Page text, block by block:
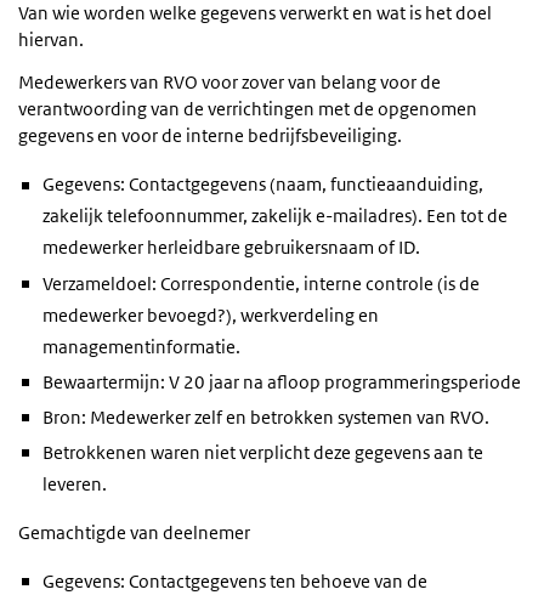
Van wie worden welke gegevens verwerkt en wat is het doel
hiervan.
Medewerkers van RVO voor zover van belang voor de
verantwoording van de verrichtingen met de opgenomen
gegevens en voor de interne bedrijfsbeveiliging.
Gegevens: Contactgegevens (naam, functieaanduiding,
zakelijk telefoonnummer, zakelijk e-mailadres). Een tot de
medewerker herleidbare gebruikersnaam of ID.
Verzameldoel: Correspondentie, interne controle (is de
medewerker bevoegd?), werkverdeling en
managementinformatie.
Bewaartermijn: V 20 jaar na afloop programmeringsperiode
Bron: Medewerker zelf en betrokken systemen van RVO.
Betrokkenen waren niet verplicht deze gegevens aan te
leveren.
Gemachtigde van deelnemer
Gegevens: Contactgegevens ten behoeve van de